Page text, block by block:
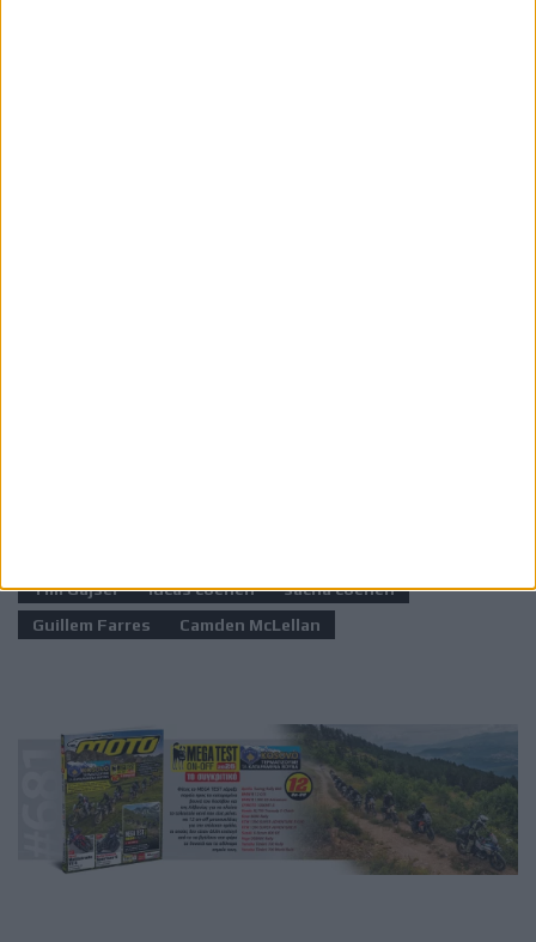
Tim Gajser
lucas coenen
sacha coenen
Guillem Farres
Camden McLellan